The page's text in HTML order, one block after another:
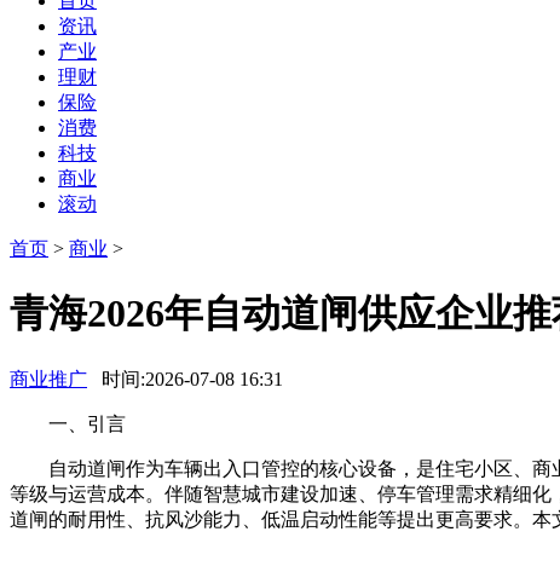
资讯
产业
理财
保险
消费
科技
商业
滚动
首页 > 商业 >
青海2026年自动道闸供应企业
商业推广 时间:2026-07-08 16:31
一、引言
自动道闸作为车辆出入口管控的核心设备，是住宅小区、商
等级与运营成本。伴随智慧城市建设加速、停车管理需求精细
道闸的耐用性、抗风沙能力、低温启动性能等提出更高要求。